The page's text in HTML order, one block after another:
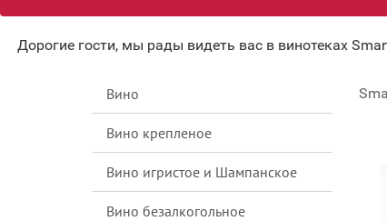
Дорогие гости, мы рады видеть вас в винотеках
Вино
Вино крепленое
Вино игристое и Шампанское
Вино безалкогольное